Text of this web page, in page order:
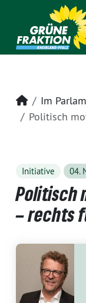
Startseite
Im
Politisch
Initiative 04.
Politisch
– rechts